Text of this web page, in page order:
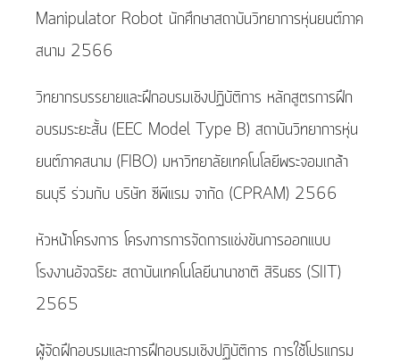
Manipulator Robot นักศึกษาสถาบันวิทยาการหุ่นยนต์ภาค
สนาม 2566
วิทยากรบรรยายและฝึกอบรมเชิงปฏิบัติการ หลักสูตรการฝึก
อบรมระยะสั้น (EEC Model Type B) สถาบันวิทยาการหุ่น
ยนต์ภาคสนาม (FIBO) มหาวิทยาลัยเทคโนโลยีพระจอมเกล้า
ธนบุรี ร่วมกับ บริษัท ซีพีแรม จากัด (CPRAM) 2566
หัวหน้าโครงการ โครงการการจัดการแข่งขันการออกแบบ
โรงงานอัจฉริยะ สถาบันเทคโนโลยีนานาชาติ สิรินธร (SIIT)
2565
ผู้จัดฝึกอบรมและการฝึกอบรมเชิงปฏิบัติการ การใช้โปรแกรม